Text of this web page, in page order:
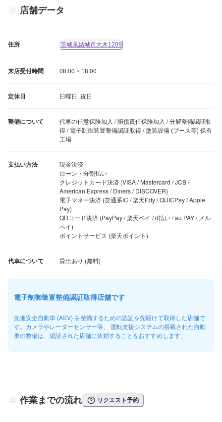
店舗データ
住所 茨城県結城市大木1209
来店受付時間 08:00 ~ 18:00
定休日 日曜日, 祝日
整備について
代車の任意保険加入 / 賠償責任保険加入 / 分解整備認証取
得 / 電子制御装置整備認証取得 / 塗装設備 (ブース等) 保有
工場
支払い方法
現金決済
ローン・分割払い
クレジットカード決済 (VISA / Mastercard / JCB /
American Express / Diners / DISCOVER)
電子マネー決済 (交通系IC / 楽天Edy / QUICPay / Apple
Pay)
QRコード決済 (PayPay / 楽天ペイ / d払い / au PAY / メル
ペイ)
ポイントサービス (楽天ポイント)
代車について
電子制御装置整備認証取得店舗です
先進安全自動車 (ASV) を整備するための認証を先駆けて取得した店舗で
す。カメラやレーダーセンサー等、 運転支援システムの搭載された自動
車の整備は、認証された店舗に依頼することをおすすめします。
作業までの流れ リクエスト予約